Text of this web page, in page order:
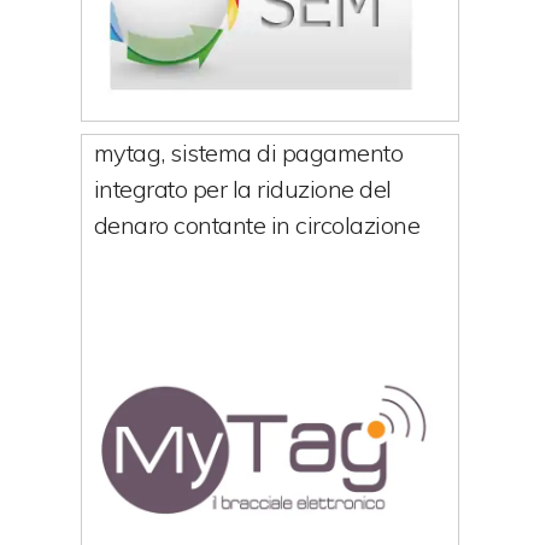
mytag, sistema di pagamento
integrato per la riduzione del
denaro contante in circolazione